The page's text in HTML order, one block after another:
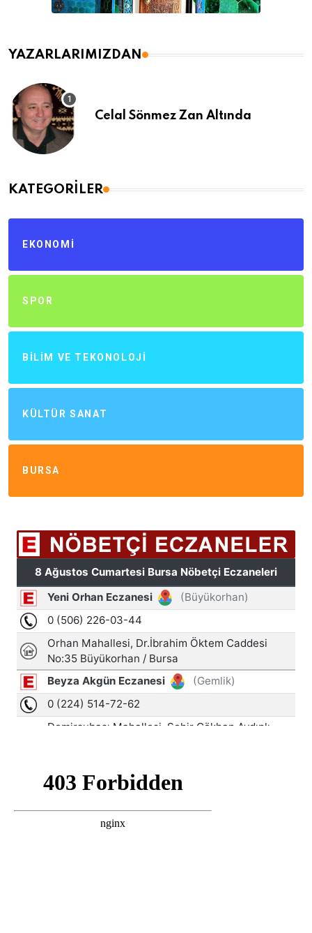
YAZARLARIMIZDAN
Celal Sönmez Zan Altında
KATEGORILER
EKONOMI
SPOR
BILIM VE TEKONOLOJI
KÜLTÜR SANAT
BURSA